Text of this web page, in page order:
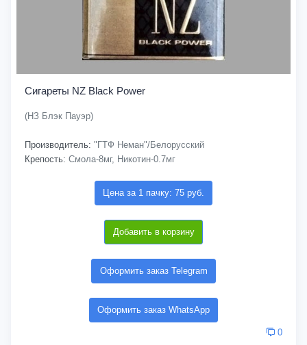
Сигареты NZ Black Power
(НЗ Блэк Пауэр)
Производитель: "ГТФ Неман"/Белорусский
Крепость: Смола-8мг, Никотин-0.7мг
Цена за 1 пачку: 75 руб.
Добавить в корзину
Оформить заказ Telegram
Оформить заказ WhatsApp
0